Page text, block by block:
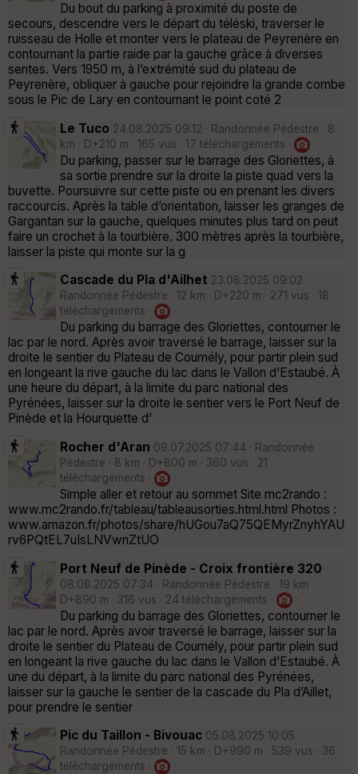
Du bout du parking à proximité du poste de
secours, descendre vers le départ du téléski, traverser le
ruisseau de Holle et monter vers le plateau de Peyrenère en
contournant la partie raide par la gauche grâce à diverses
sentes. Vers 1950 m, à l’extrémité sud du plateau de
Peyrenère, obliquer à gauche pour rejoindre la grande combe
sous le Pic de Lary en contournant le point coté 2
Le Tuco 24.08.2025 09:12 · Randonnée Pédestre · 8
km · D+210 m · 165 vus · 17 téléchargements ·
·
Du parking, passer sur le barrage des Gloriettes, à
sa sortie prendre sur la droite la piste quad vers la
buvette. Poursuivre sur cette piste ou en prenant les divers
raccourcis. Après la table d’orientation, laisser les granges de
Gargantan sur la gauche, quelques minutes plus tard on peut
faire un crochet à la tourbière. 300 mètres après la tourbière,
laisser la piste qui monte sur la g
Cascade du Pla d'Ailhet 23.08.2025 09:02 ·
Randonnée Pédestre · 12 km · D+220 m · 271 vus · 18
téléchargements ·
·
Du parking du barrage des Gloriettes, contourner le
lac par le nord. Après avoir traversé le barrage, laisser sur la
droite le sentier du Plateau de Coumély, pour partir plein sud
en longeant la rive gauche du lac dans le Vallon d’Estaubé. À
une heure du départ, à la limite du parc national des
Pyrénées, laisser sur la droite le sentier vers le Port Neuf de
Pinède et la Hourquette d’
Rocher d'Aran 09.07.2025 07:44 · Randonnée
Pédestre · 8 km · D+800 m · 360 vus · 21
téléchargements ·
·
Simple aller et retour au sommet Site mc2rando :
www.mc2rando.fr/tableau/tableausorties.html.html Photos :
www.amazon.fr/photos/share/hUGou7aQ75QEMyrZnyhYAU
rv6PQtEL7uIsLNVwnZtUO
Port Neuf de Pinède - Croix frontière 320
08.08.2025 07:34 · Randonnée Pédestre · 19 km ·
D+890 m · 316 vus · 24 téléchargements ·
·
Du parking du barrage des Gloriettes, contourner le
lac par le nord. Après avoir traversé le barrage, laisser sur la
droite le sentier du Plateau de Coumély, pour partir plein sud
en longeant la rive gauche du lac dans le Vallon d’Estaubé. À
une du départ, à la limite du parc national des Pyrénées,
laisser sur la gauche le sentier de la cascade du Pla d’Aillet,
pour prendre le sentier
Pic du Taillon - Bivouac 05.08.2025 10:05 ·
Randonnée Pédestre · 15 km · D+990 m · 539 vus · 36
téléchargements ·
·